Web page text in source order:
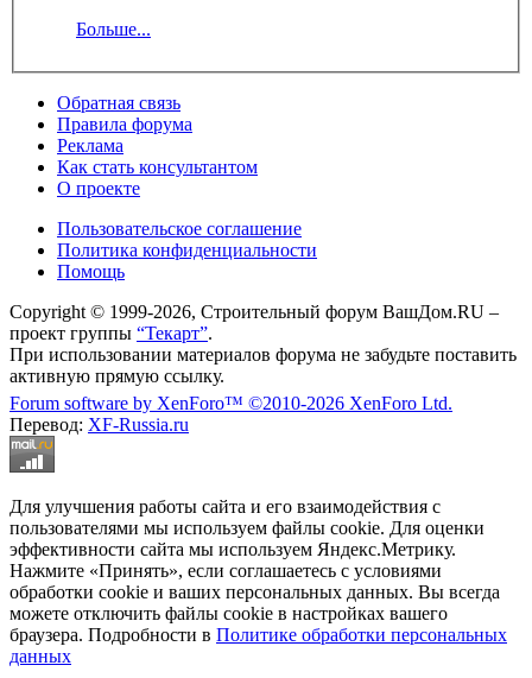
Больше...
Обратная связь
Правила форума
Реклама
Как стать консультантом
О проекте
Пользовательское соглашение
Политика конфиденциальности
Помощь
Copyright © 1999-2026, Строительный форум ВашДом.RU –
проект группы “Текарт”.
При использовании материалов форума не забудьте поставить
активную прямую ссылку.
Forum software by XenForo™ ©2010-2026 XenForo Ltd.
Перевод: XF-Russia.ru
Для улучшения работы сайта и его взаимодействия с
пользователями мы используем файлы cookie. Для оценки
эффективности сайта мы используем Яндекс.Метрику.
Нажмите «Принять», если соглашаетесь с условиями
обработки cookie и ваших персональных данных. Вы всегда
можете отключить файлы cookie в настройках вашего
браузера. Подробности в Политике обработки персональных
данных